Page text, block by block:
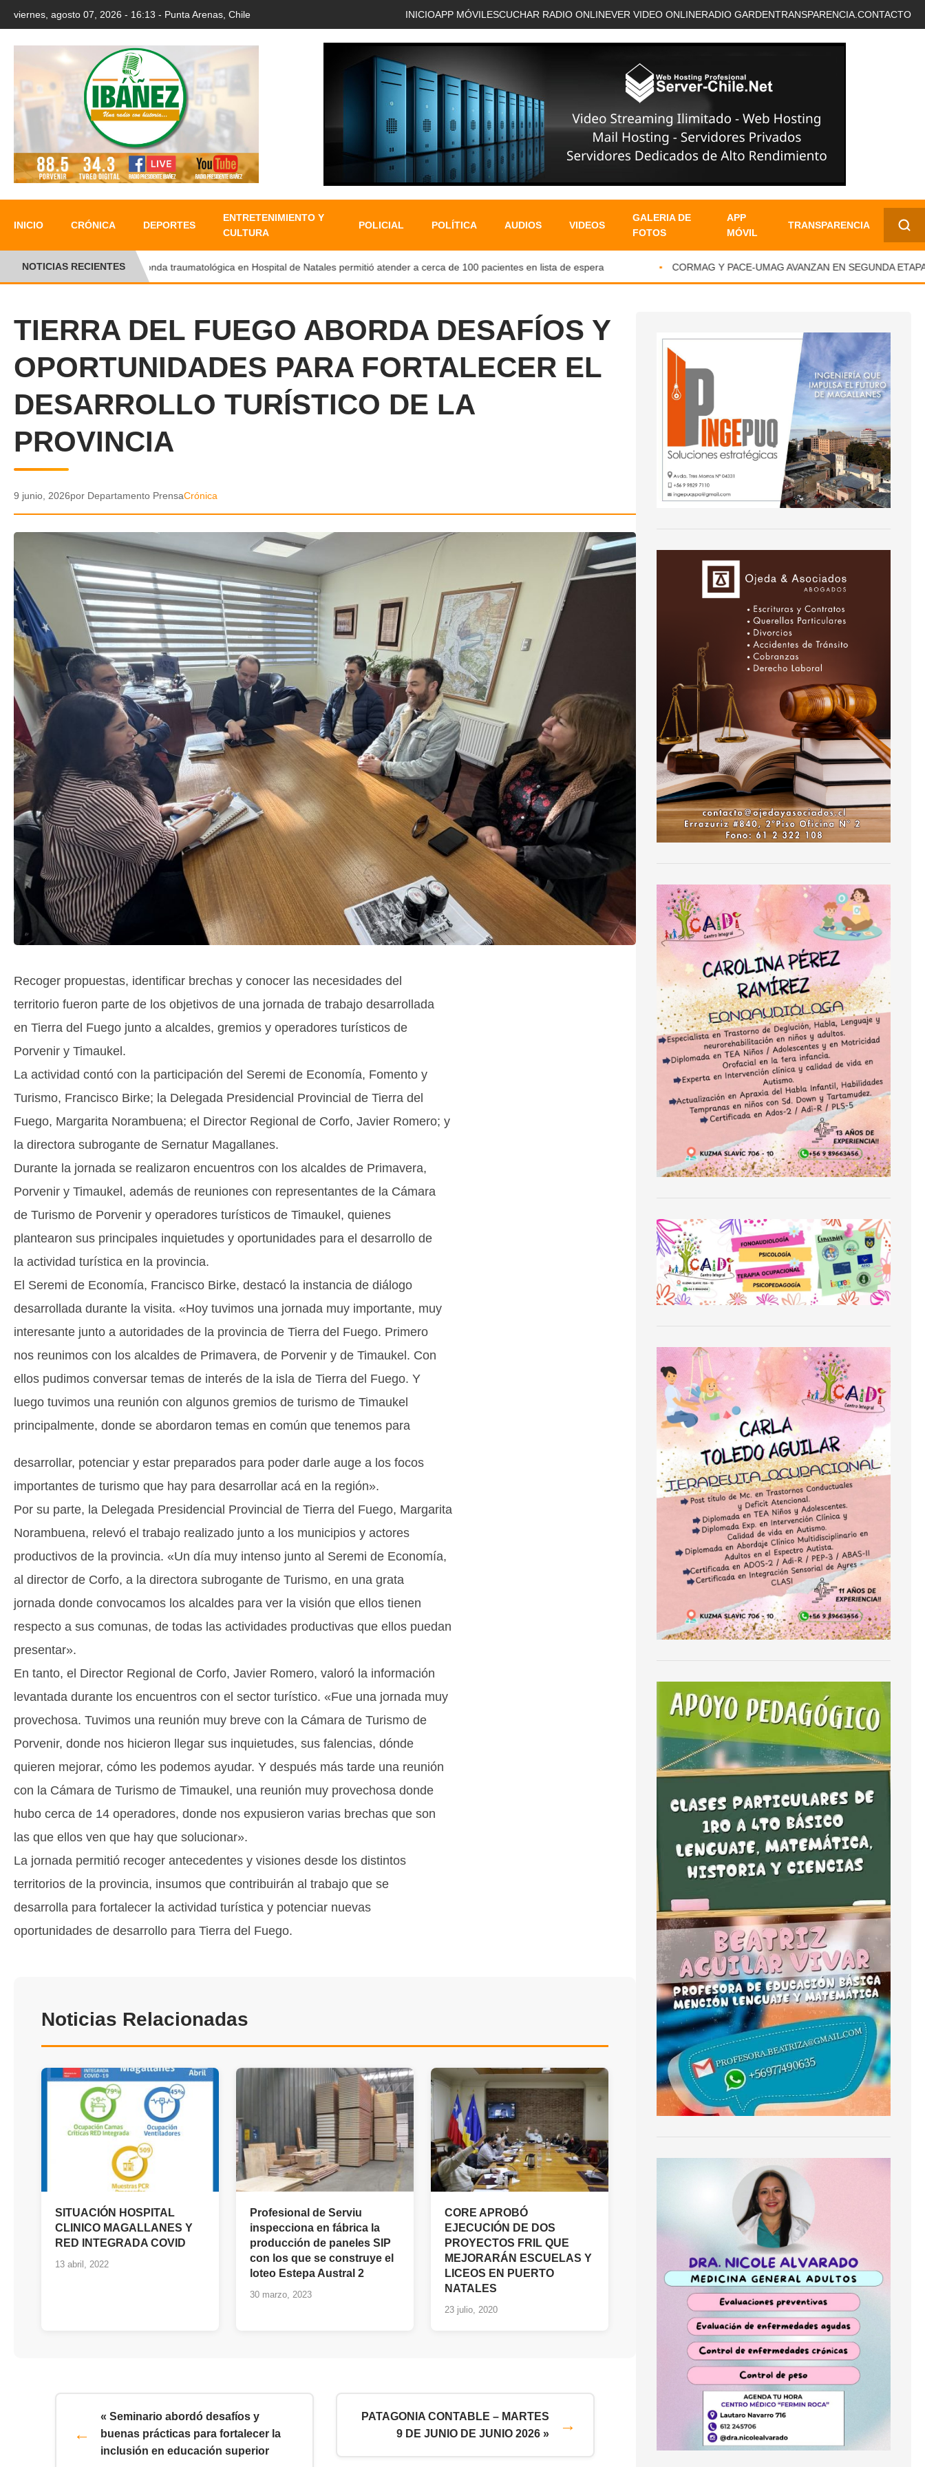
viernes, agosto 07, 2026 - 16:13 - Punta Arenas, Chile INICIOAPP MÓVIL ESCUCHAR RADIO ONLINEVER VIDEO ONLINERADIO GARDENTRANSPARENCIA. CONTACTO
INICIO CRÓNICA DEPORTES
ENTRETENIMIENTO Y
CULTURA
POLICIAL POLÍTICA AUDIOS VIDEOS
GALERIA DE
FOTOS
APP
MÓVIL
TRANSPARENCIA
✕
NOTICIAS RECIENTESRonda traumatológica en Hospital de Natales permitió atender a cerca de 100 pacientes en lista de espera CORMAG Y PACE-UMAG AVANZAN EN SEGUNDA ETAPA
TIERRA DEL FUEGO ABORDA DESAFÍOS Y
OPORTUNIDADES PARA FORTALECER EL
DESARROLLO TURÍSTICO DE LA
PROVINCIA
9 junio, 2026por Departamento PrensaCrónica
Recoger propuestas, identificar brechas y conocer las necesidades del
territorio fueron parte de los objetivos de una jornada de trabajo desarrollada
en Tierra del Fuego junto a alcaldes, gremios y operadores turísticos de
Porvenir y Timaukel.
La actividad contó con la participación del Seremi de Economía, Fomento y
Turismo, Francisco Birke; la Delegada Presidencial Provincial de Tierra del
Fuego, Margarita Norambuena; el Director Regional de Corfo, Javier Romero; y
la directora subrogante de Sernatur Magallanes.
Durante la jornada se realizaron encuentros con los alcaldes de Primavera,
Porvenir y Timaukel, además de reuniones con representantes de la Cámara
de Turismo de Porvenir y operadores turísticos de Timaukel, quienes
plantearon sus principales inquietudes y oportunidades para el desarrollo de
la actividad turística en la provincia.
El Seremi de Economía, Francisco Birke, destacó la instancia de diálogo
desarrollada durante la visita. «Hoy tuvimos una jornada muy importante, muy
interesante junto a autoridades de la provincia de Tierra del Fuego. Primero
nos reunimos con los alcaldes de Primavera, de Porvenir y de Timaukel. Con
ellos pudimos conversar temas de interés de la isla de Tierra del Fuego. Y
luego tuvimos una reunión con algunos gremios de turismo de Timaukel
principalmente, donde se abordaron temas en común que tenemos para
desarrollar, potenciar y estar preparados para poder darle auge a los focos
importantes de turismo que hay para desarrollar acá en la región».
Por su parte, la Delegada Presidencial Provincial de Tierra del Fuego, Margarita
Norambuena, relevó el trabajo realizado junto a los municipios y actores
productivos de la provincia. «Un día muy intenso junto al Seremi de Economía,
al director de Corfo, a la directora subrogante de Turismo, en una grata
jornada donde convocamos los alcaldes para ver la visión que ellos tienen
respecto a sus comunas, de todas las actividades productivas que ellos puedan
presentar».
En tanto, el Director Regional de Corfo, Javier Romero, valoró la información
levantada durante los encuentros con el sector turístico. «Fue una jornada muy
provechosa. Tuvimos una reunión muy breve con la Cámara de Turismo de
Porvenir, donde nos hicieron llegar sus inquietudes, sus falencias, dónde
quieren mejorar, cómo les podemos ayudar. Y después más tarde una reunión
con la Cámara de Turismo de Timaukel, una reunión muy provechosa donde
hubo cerca de 14 operadores, donde nos expusieron varias brechas que son
las que ellos ven que hay que solucionar».
La jornada permitió recoger antecedentes y visiones desde los distintos
territorios de la provincia, insumos que contribuirán al trabajo que se
desarrolla para fortalecer la actividad turística y potenciar nuevas
oportunidades de desarrollo para Tierra del Fuego.
Noticias Relacionadas
SITUACIÓN HOSPITAL
CLINICO MAGALLANES Y
RED INTEGRADA COVID
13 abril, 2022
Profesional de Serviu
inspecciona en fábrica la
producción de paneles SIP
con los que se construye el
loteo Estepa Austral 2
30 marzo, 2023
CORE APROBÓ
EJECUCIÓN DE DOS
PROYECTOS FRIL QUE
MEJORARÁN ESCUELAS Y
LICEOS EN PUERTO
NATALES
23 julio, 2020
« Seminario abordó desafíos y
buenas prácticas para fortalecer la
inclusión en educación superior
PATAGONIA CONTABLE – MARTES
9 DE JUNIO DE JUNIO 2026 »